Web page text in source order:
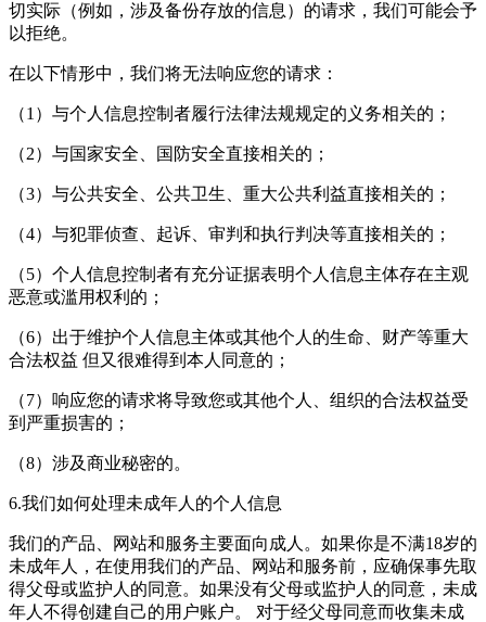
切实际（例如，涉及备份存放的信息）的请求，我们可能会予
以拒绝。
在以下情形中，我们将无法响应您的请求：
（1）与个人信息控制者履行法律法规规定的义务相关的；
（2）与国家安全、国防安全直接相关的；
（3）与公共安全、公共卫生、重大公共利益直接相关的；
（4）与犯罪侦查、起诉、审判和执行判决等直接相关的；
（5）个人信息控制者有充分证据表明个人信息主体存在主观
恶意或滥用权利的；
（6）出于维护个人信息主体或其他个人的生命、财产等重大
合法权益 但又很难得到本人同意的；
（7）响应您的请求将导致您或其他个人、组织的合法权益受
到严重损害的；
（8）涉及商业秘密的。
6.我们如何处理未成年人的个人信息
我们的产品、网站和服务主要面向成人。如果你是不满18岁的
未成年人，在使用我们的产品、网站和服务前，应确保事先取
得父母或监护人的同意。如果没有父母或监护人的同意，未成
年人不得创建自己的用户账户。 对于经父母同意而收集未成